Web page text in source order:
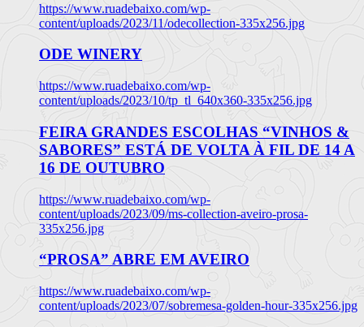
https://www.ruadebaixo.com/wp-
content/uploads/2023/11/odecollection-335x256.jpg
ODE WINERY
https://www.ruadebaixo.com/wp-
content/uploads/2023/10/tp_tl_640x360-335x256.jpg
FEIRA GRANDES ESCOLHAS “VINHOS &
SABORES” ESTÁ DE VOLTA À FIL DE 14 A
16 DE OUTUBRO
https://www.ruadebaixo.com/wp-
content/uploads/2023/09/ms-collection-aveiro-prosa-
335x256.jpg
“PROSA” ABRE EM AVEIRO
https://www.ruadebaixo.com/wp-
content/uploads/2023/07/sobremesa-golden-hour-335x256.jpg